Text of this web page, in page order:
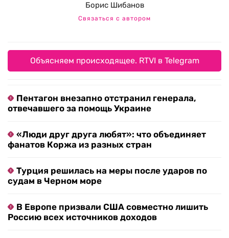
Борис Шибанов
Связаться с автором
Объясняем происходящее. RTVI в Telegram
Пентагон внезапно отстранил генерала,
отвечавшего за помощь Украине
«Люди друг друга любят»: что объединяет
фанатов Коржа из разных стран
Турция решилась на меры после ударов по
судам в Черном море
В Европе призвали США совместно лишить
Россию всех источников доходов